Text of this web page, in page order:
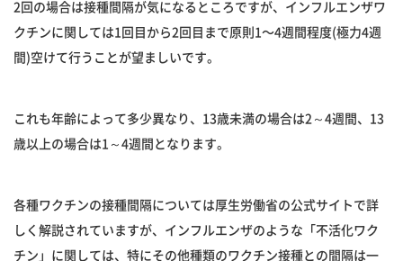
2回の場合は接種間隔が気になるところですが、インフルエンザワ
クチンに関しては1回目から2回目まで原則1〜4週間程度(極力4週
間)空けて行うことが望ましいです。
これも年齢によって多少異なり、13歳未満の場合は2～4週間、13
歳以上の場合は1～4週間となります。
各種ワクチンの接種間隔については厚生労働省の公式サイトで詳
しく解説されていますが、インフルエンザのような「不活化ワク
チン」に関しては、特にその他種類のワクチン接種との間隔は一